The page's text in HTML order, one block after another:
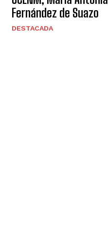
Fernández de Suazo
DESTACADA